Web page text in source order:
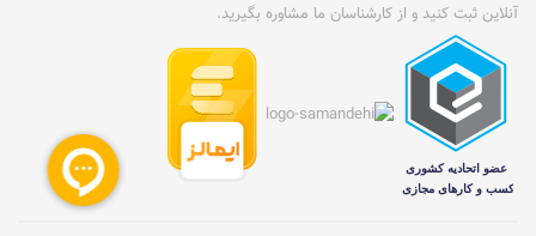
آنلاین ثبت کنید و از کارشناسان ما مشاوره بگیرید.